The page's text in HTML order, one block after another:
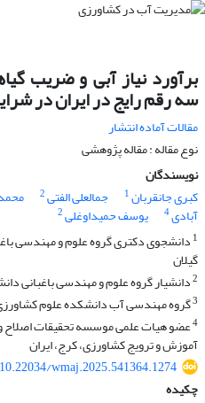
برآورد نیاز آبی و ضریب
سه رقم رایج در ایران در
مقالات آماده انتشار
نوع مقاله : مقاله پژوهشی
نویسندگان
کبری جانقربان1 جمالعلی الفتی2
آبادی4 یوسف حمیداوغلی2
1 دانشجوی دکتری گروه علوم و مهندسی
گیلان
2دانشیار گروه علوم و مهندسی باغبانی
3گروه مهندسی آب دانشکده علوم
4عضو هیات علمی موسسه تحقیقات اصلاح و
آموزش و ترویج کشاورزی، کرج، ایران
10.22034/wmaj.2025.541364.1274
چکیده